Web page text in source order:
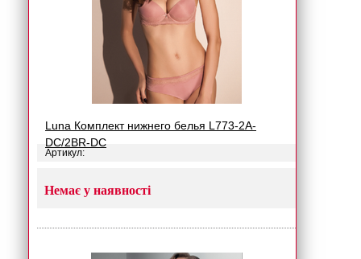
Luna Комплект нижнего белья L773-2A-
DC/2BR-DC
Артикул:
Немає у наявності